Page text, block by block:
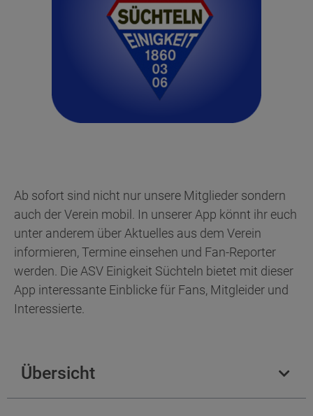
Ab sofort sind nicht nur unsere Mitglieder sondern
auch der Verein mobil. In unserer App könnt ihr euch
unter anderem über Aktuelles aus dem Verein
informieren, Termine einsehen und Fan-Reporter
werden. Die ASV Einigkeit Süchteln bietet mit dieser
App interessante Einblicke für Fans, Mitgleider und
Interessierte.
Übersicht